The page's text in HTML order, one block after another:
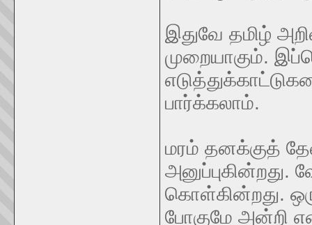
இதுவே தமிழ்
முறையாகும்.
பார்க்கலாம்.
மரம் தனக்குத்
கொள்கின்றது.
போகுமே அன்றி